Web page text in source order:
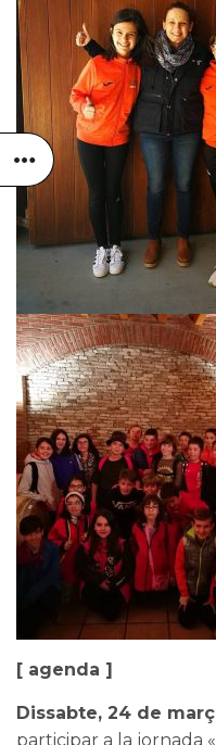
[ agenda ]
Dissabte, 24 de març
participar a la jornada «